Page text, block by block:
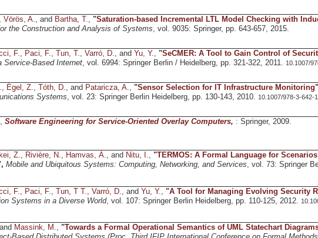
, Vörös, A., and Bartha, T., "Saturation-based Incremental LTL Model Checking with
the Construction and Analysis of Systems, vol. 9035: Springer, pp. 643-657, 2015.
F., Paci, F., Tun, T., Varró, D., and Yu, Y., "SeCMER: A Tool to Gain Control of
Service-Based Internet, vol. 6994: Springer Berlin / Heidelberg, pp. 321-322, 2011. 10.1007/
, Égel, Z., Tóth, D., and Pataricza, A., "Sensor Selection for IT Infrastructure Monitoring
Systems, vol. 23: Springer Berlin Heidelberg, pp. 130-143, 2010. 10.1007/978-3-642-
Software Engineering for Service-Oriented Overlay Computers, : Springer, 2009.
Z., Rivière, N., Hamvas, Á., and Nitu, I., "TERMOS: A Formal Language for
Mobile and Ubiquitous Systems: Computing, Networking, and Services, vol. 73: Springer
F., Paci, F., Tun, T T., Varró, D., and Yu, Y., "A Tool for Managing Evolving Security
Systems in a Diverse World, vol. 107: Springer Berlin Heidelberg, pp. 110-125, 2012.
Massink, M., "Towards a Formal Operational Semantics of UML Statechart